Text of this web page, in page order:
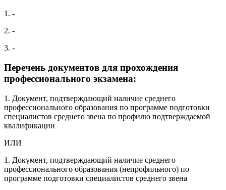
1. -
2. -
3. -
Перечень документов для прохождения
профессионального экзамена:
1. Документ, подтверждающий наличие среднего
профессионального образования по программе подготовки
специалистов среднего звена по профилю подтверждаемой
квалификации
ИЛИ
1. Документ, подтверждающий наличие среднего
профессионального образования (непрофильного) по
программе подготовки специалистов среднего звена